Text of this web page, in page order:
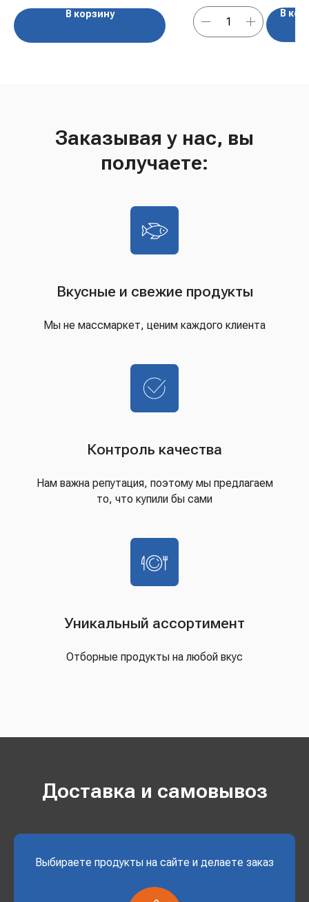
В корзину В
Заказывая у нас, вы
получаете:
Вкусные и свежие продукты
Мы не массмаркет, ценим каждого клиента
Контроль качества
Нам важна репутация, поэтому мы предлагаем
то, что купили бы сами
Уникальный ассортимент
Отборные продукты на любой вкус
Доставка и самовывоз
Выбираете продукты на сайте и делаете заказ